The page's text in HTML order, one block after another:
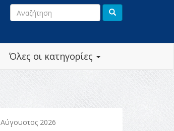
Όλες οι κατηγορίες
Αύγουστος 2026